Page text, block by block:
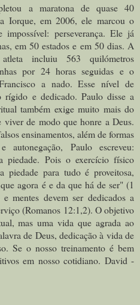
a maratona de quase 40
Iorque, em 2006, ele marcou o
perseverança. Ele já
em 50 estados e em 50 dias. A
atleta incluiu 563 quilómetros
por 24 horas seguidas e o
a nado. Esse nível de
rígido e dedicado. Paulo disse a
também exige muito mais do
de modo que honre a Deus.
ensinamentos, além de formas
autonegação, Paulo escreveu:
piedade. Pois o exercício físico
piedade para tudo é proveitosa,
agora é e da que há de ser" (1
mentes devem ser dedicados a
(Romanos 12:1,2). O objetivo
mas uma vida que agrada ao
de Deus, dedicação à vida de
Se o nosso treinamento é bem
em nosso cotidiano. David -